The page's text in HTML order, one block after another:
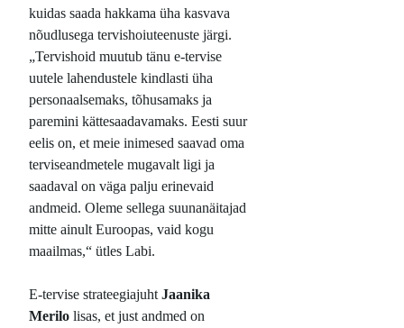
kuidas saada hakkama üha kasvava
nõudlusega tervishoiuteenuste järgi.
„Tervishoid muutub tänu e-tervise
uutele lahendustele kindlasti üha
personaalsemaks, tõhusamaks ja
paremini kättesaadavamaks. Eesti suur
eelis on, et meie inimesed saavad oma
terviseandmetele mugavalt ligi ja
saadaval on väga palju erinevaid
andmeid. Oleme sellega suunanäitajad
mitte ainult Euroopas, vaid kogu
maailmas,“ ütles Labi.
E-tervise strateegiajuht Jaanika
Merilo lisas, et just andmed on